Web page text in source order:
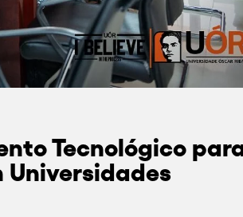
Tecnológico
Universidades